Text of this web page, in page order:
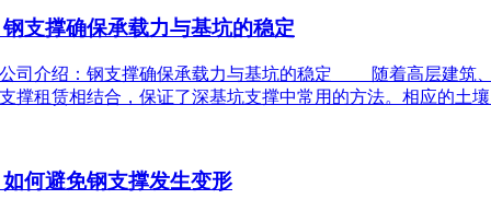
支撑确保承载力与基坑的稳定
公司介绍：钢支撑确保承载力与基坑的稳定 随着高层建筑
撑租赁相结合，保证了深基坑支撑中常用的方法。相应的土
何避免钢支撑发生变形